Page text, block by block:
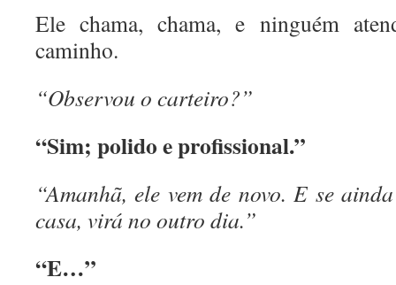
Ele chama, chama, e ninguém
caminho.
“Observou o carteiro?”
“Sim; polido e profissional.”
“Amanhã, ele vem de novo. E se
casa, virá no outro dia.”
“E…”